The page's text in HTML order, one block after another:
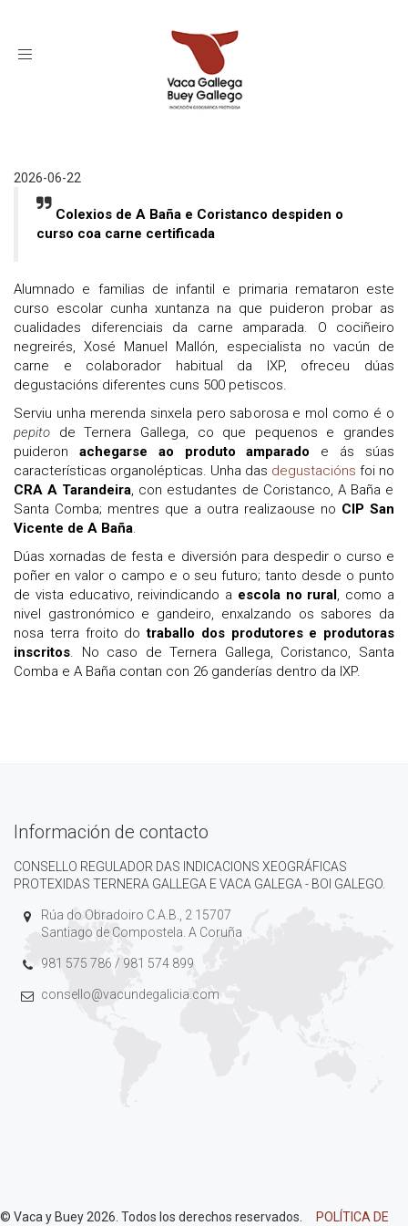
Toggle
2026-06-22
Colexios de A Baña e Coristanco despiden o
curso coa carne certificada
Alumnado e familias de infantil e primaria remataron este
curso escolar cunha xuntanza na que puideron probar as
cualidades diferenciais da carne amparada. O cociñeiro
negreirés, Xosé Manuel Mallón, especialista no vacún de
carne e colaborador habitual da IXP, ofreceu dúas
degustacións diferentes cuns 500 petiscos.
Serviu unha merenda sinxela pero saborosa e mol como é o
pepito de Ternera Gallega, co que pequenos e grandes
puideron achegarse ao produto amparado e ás súas
características organolépticas. Unha das degustacións foi no
CRA A Tarandeira, con estudantes de Coristanco, A Baña e
Santa Comba; mentres que a outra realizaouse no CIP San
Vicente de A Baña.
Dúas xornadas de festa e diversión para despedir o curso e
poñer en valor o campo e o seu futuro; tanto desde o punto
de vista educativo, reivindicando a escola no rural, como a
nivel gastronómico e gandeiro, enxalzando os sabores da
nosa terra froito dotraballo dos produtores e produtoras
inscritos. No caso de Ternera Gallega, Coristanco, Santa
Comba e A Baña contan con 26 ganderías dentro da IXP.
Información de contacto
CONSELLO REGULADOR DAS INDICACIONS XEOGRÁFICAS
PROTEXIDAS TERNERA GALLEGA E VACA GALEGA - BOI GALEGO.
Rúa do Obradoiro C.A.B., 2 15707
Santiago de Compostela. A Coruña
981 575 786 / 981 574 899
consello@vacundegalicia.com
© Vaca y Buey 2026. Todos los derechos reservados. POLÍTICA DE